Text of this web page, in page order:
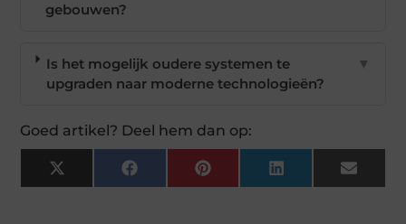
gebouwen?
Is het mogelijk oudere systemen te
upgraden naar moderne technologieën?
▼
Goed artikel? Deel hem dan op:
X
(Twitter)
FacebookPinterest LinkedIn Email